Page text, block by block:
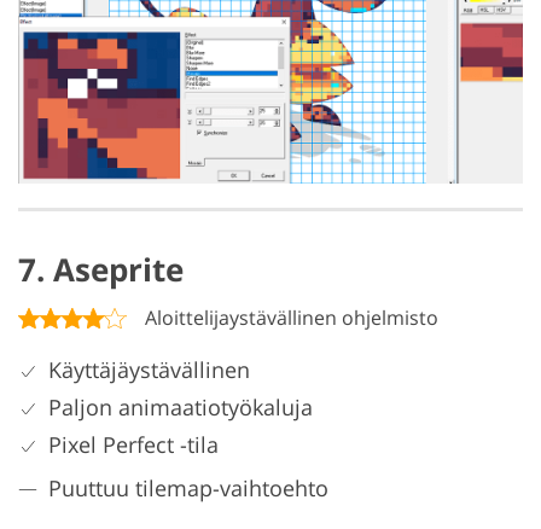
7. Aseprite
Aloittelijaystävällinen ohjelmisto
Käyttäjäystävällinen
Paljon animaatiotyökaluja
Pixel Perfect -tila
Puuttuu tilemap-vaihtoehto